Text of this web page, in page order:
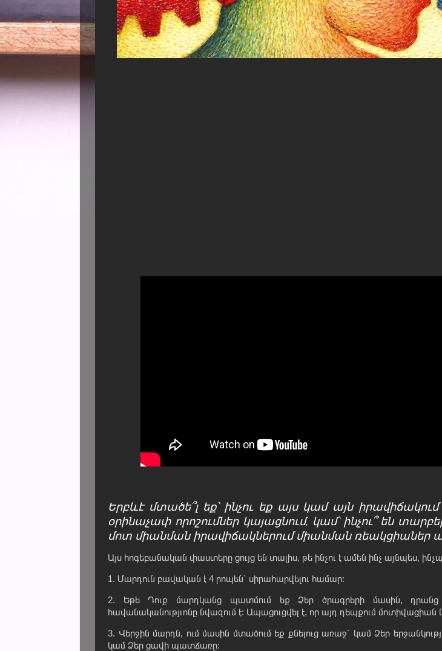
Երբևէ մտածե՞լ եք՝ ինչու եք այս կամ այն
օրինաչափ որոշումներ կայացնում, կամ՝ ինչու՞ են
մոտ միանման իրավիճակներում միանման ռեակցիաներ
Այս հոգեբանական փաստերը ցույց են տալիս, թե ինչու է ամեն ինչ այնպես,
1. Մարդուն բավական է 4 րոպեն՝ սիրահարվելու համար:
2. Եթե Դուք մարդկանց պատմում եք Ձեր ծրագրերի մասին, դրանց
հավանականությւոնը նվազում է: Ապացուցվել է, որ այդ դեպքում մոտիվացիան
3. Վերջին մարդն, ում մասին մտածում եք քնելուց առաջ՝ կամ Ձեր
կամ Ձեր ցավի պատճառը: